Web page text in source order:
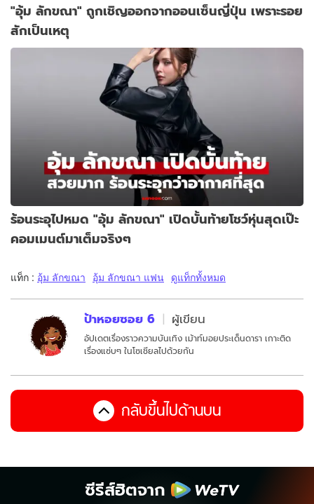
"อุ้ม ลักขณา" ถูกเชิญออกจากออนเซ็นญี่ปุ่น เพราะรอย
สักเป็นเหตุ
ร้อนระอุไปหมด "อุ้ม ลักขณา" เปิดบั้นท้ายโชว์หุ่นสุดเป๊ะ
คอมเมนต์มาเต็มจริงๆ
แท็ก : อุ้ม ลักขณา อุ้ม ลักขณา แฟน ดูแท็กทั้งหมด
ป้าหอยซอย 6 ผู้เขียน
อัปเดตเรื่องราวความบันเทิง เม้าท์มอยประเด็นดารา เกาะติด
เรื่องแซ่บๆ ในโซเชียลไปด้วยกัน
กลับขึ้นไปด้านบน
ซีรีส์ฮิตจาก